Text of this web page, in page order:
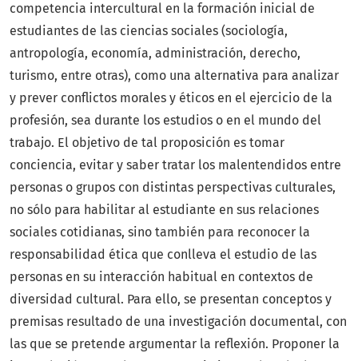
competencia intercultural en la formación inicial de
estudiantes de las ciencias sociales (sociología,
antropología, economía, administración, derecho,
turismo, entre otras), como una alternativa para analizar
y prever conflictos morales y éticos en el ejercicio de la
profesión, sea durante los estudios o en el mundo del
trabajo. El objetivo de tal proposición es tomar
conciencia, evitar y saber tratar los malentendidos entre
personas o grupos con distintas perspectivas culturales,
no sólo para habilitar al estudiante en sus relaciones
sociales cotidianas, sino también para reconocer la
responsabilidad ética que conlleva el estudio de las
personas en su interacción habitual en contextos de
diversidad cultural. Para ello, se presentan conceptos y
premisas resultado de una investigación documental, con
las que se pretende argumentar la reflexión. Proponer la